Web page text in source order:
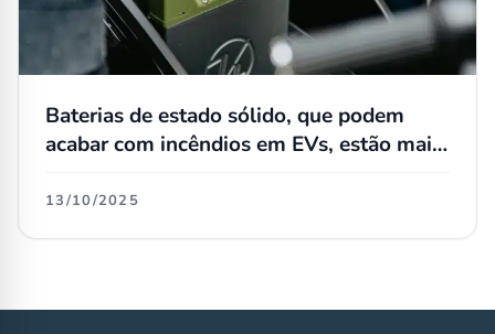
Baterias de estado sólido, que podem
acabar com incêndios em EVs, estão mais
13/10/2025